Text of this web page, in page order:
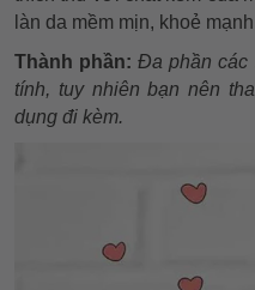
làn da mềm mịn, khoẻ
Thành phần: Đa phần các
tính, tuy nhiên bạn nên
dụng đi kèm.